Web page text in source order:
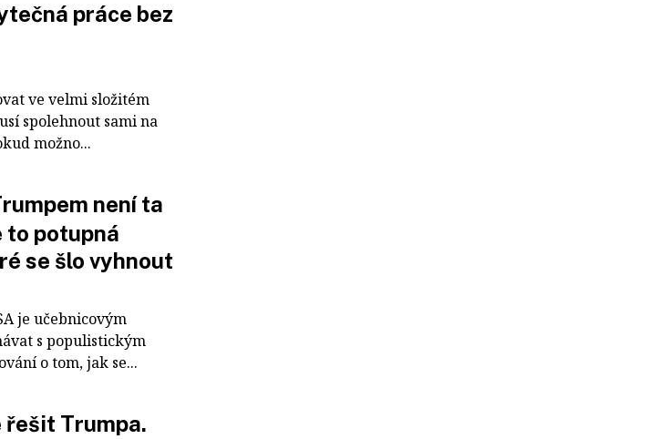
práce bez
ve velmi složitém
spolehnout sami na
možno...
není ta
to potupná
se šlo vyhnout
je učebnicovým
s populistickým
o tom, jak se...
řešit Trumpa.